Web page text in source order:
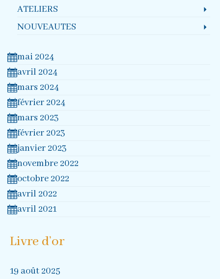
ATELIERS
NOUVEAUTES
mai 2024
avril 2024
mars 2024
février 2024
mars 2023
février 2023
janvier 2023
novembre 2022
octobre 2022
avril 2022
avril 2021
Livre d’or
19 août 2025
30 avril 2021